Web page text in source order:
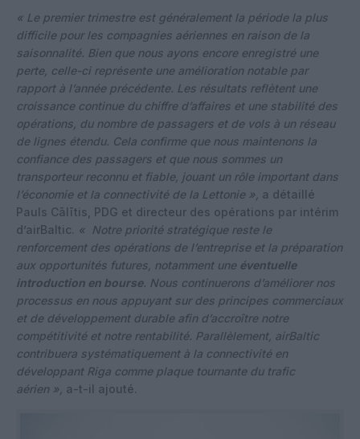
« Le premier trimestre est généralement la période la plus
difficile pour les compagnies aériennes en raison de la
saisonnalité. Bien que nous ayons encore enregistré une
perte, celle-ci représente une amélioration notable par
rapport à l’année précédente. Les résultats reflètent une
croissance continue du chiffre d’affaires et une stabilité des
opérations, du nombre de passagers et de vols à un réseau
de lignes étendu. Cela confirme que nous maintenons la
confiance des passagers et que nous sommes un
transporteur reconnu et fiable, jouant un rôle important dans
l’économie et la connectivité de la Lettonie », a détaillé
Pauls Cālītis, PDG et directeur des opérations par intérim
d’airBaltic. « Notre priorité stratégique reste le
renforcement des opérations de l’entreprise et la préparation
aux opportunités futures, notamment une éventuelle
introduction en bourse. Nous continuerons d’améliorer nos
processus en nous appuyant sur des principes commerciaux
et de développement durable afin d’accroître notre
compétitivité et notre rentabilité. Parallèlement, airBaltic
contribuera systématiquement à la connectivité en
développant Riga comme plaque tournante du trafic
aérien », a-t-il ajouté.